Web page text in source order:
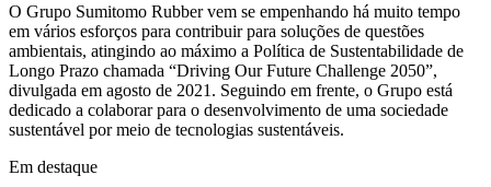
O Grupo Sumitomo Rubber vem se empenhando há muito tempo
em vários esforços para contribuir para soluções de questões
ambientais, atingindo ao máximo a Política de Sustentabilidade de
Longo Prazo chamada “Driving Our Future Challenge 2050”,
divulgada em agosto de 2021. Seguindo em frente, o Grupo está
dedicado a colaborar para o desenvolvimento de uma sociedade
sustentável por meio de tecnologias sustentáveis.
Em destaque